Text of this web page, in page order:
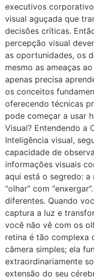
executivos
visual aguçada que
decisões críticas.
percepção visual
as oportunidades, os
mesmo as ameaças
apenas precisa
os conceitos
oferecendo técnicas
pode começar a usar
Visual? Entendendo a
Inteligência visual,
capacidade de
informações visuais
aqui está o segredo:
“olhar” com
diferentes. Quando
captura a luz e
você não vê com os
retina é tão complexa
câmera simples; ela
extraordinariamente
extensão do seu